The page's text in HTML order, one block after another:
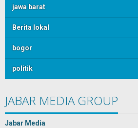
jawa barat
Berita lokal
bogor
politik
JABAR MEDIA GROUP
Jabar Media